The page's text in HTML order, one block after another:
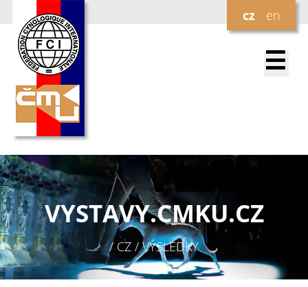
cz en
☰
VYSTAVY.CMKU.CZ
/ CZ / VÝSLEDKY